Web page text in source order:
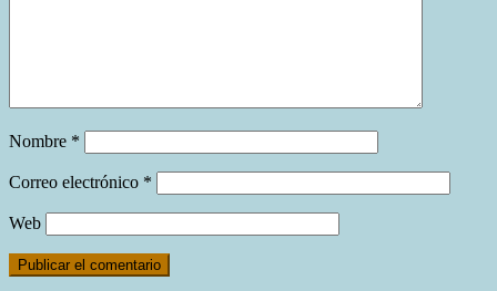
Nombre *
Correo electrónico *
Web